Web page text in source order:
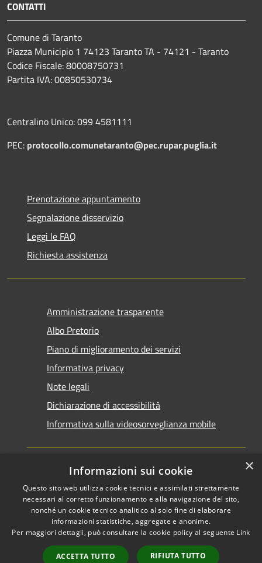
CONTATTI
Comune di Taranto
Piazza Municipio 1 74123 Taranto TA - 74121 - Taranto
Codice Fiscale: 80008750731
Partita IVA: 00850530734
Centralino Unico: 099 4581111
PEC: protocollo.comunetaranto@pec.rupar.puglia.it
Prenotazione appuntamento
Segnalazione disservizio
Leggi le FAQ
Richiesta assistenza
Amministrazione trasparente
Albo Pretorio
Piano di miglioramento dei servizi
Informativa privacy
Note legali
Dichiarazione di accessibilità
Informativa sulla videosorveglianza mobile
RSS
Accessibilità
Cookie
Mappa del sito
Copyright © 2026 • Comune di
Taranto • Powered by
Municipium•Accesso
redazione
×
Informazioni sui cookie
Questo sito web utilizza cookie tecnici e assimilati strettamente
necessari al corretto funzionamento e alla navigazione del sito,
nonché un cookie tecnico analitico al solo fine di elaborare
informazioni statistiche, aggregate e anonime.
Per maggiori dettagli, può consultare la cookie policy al seguente Link
ACCETTA TUTTO RIFIUTA TUTTO